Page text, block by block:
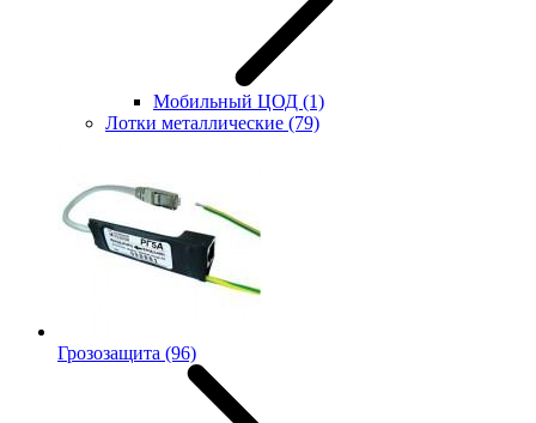
Мобильный ЦОД (1)
Лотки металлические (79)
Грозозащита (96)